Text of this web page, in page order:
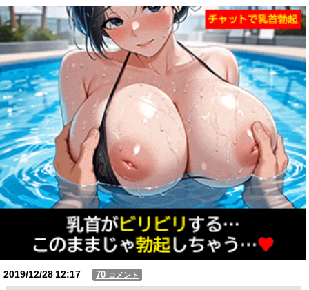
Powered by livedoor 相互RSS
2019/12/2812:17 70 コメント